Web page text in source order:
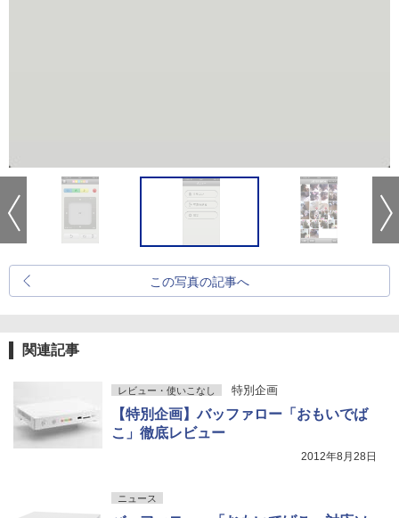
この写真の記事へ
関連記事
レビュー・使いこなし 特別企画
【特別企画】バッファロー「おもいでば
こ」徹底レビュー
2012年8月28日
ニュース